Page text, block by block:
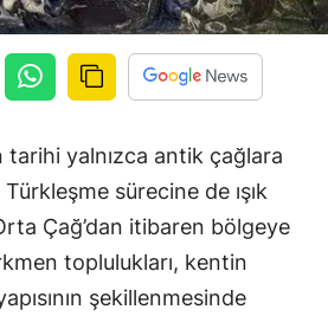
tarihi yalnızca antik çağlara
sürecine de ışık
Çağ’dan itibaren bölgeye
toplulukları, kentin
şekillenmesinde